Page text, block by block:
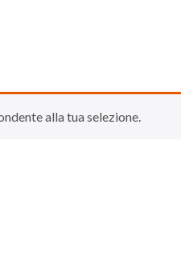
alla tua selezione.